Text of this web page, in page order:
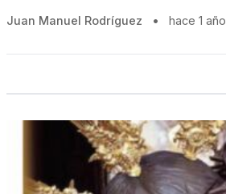
Juan Manuel Rodríguez • hace 1 año